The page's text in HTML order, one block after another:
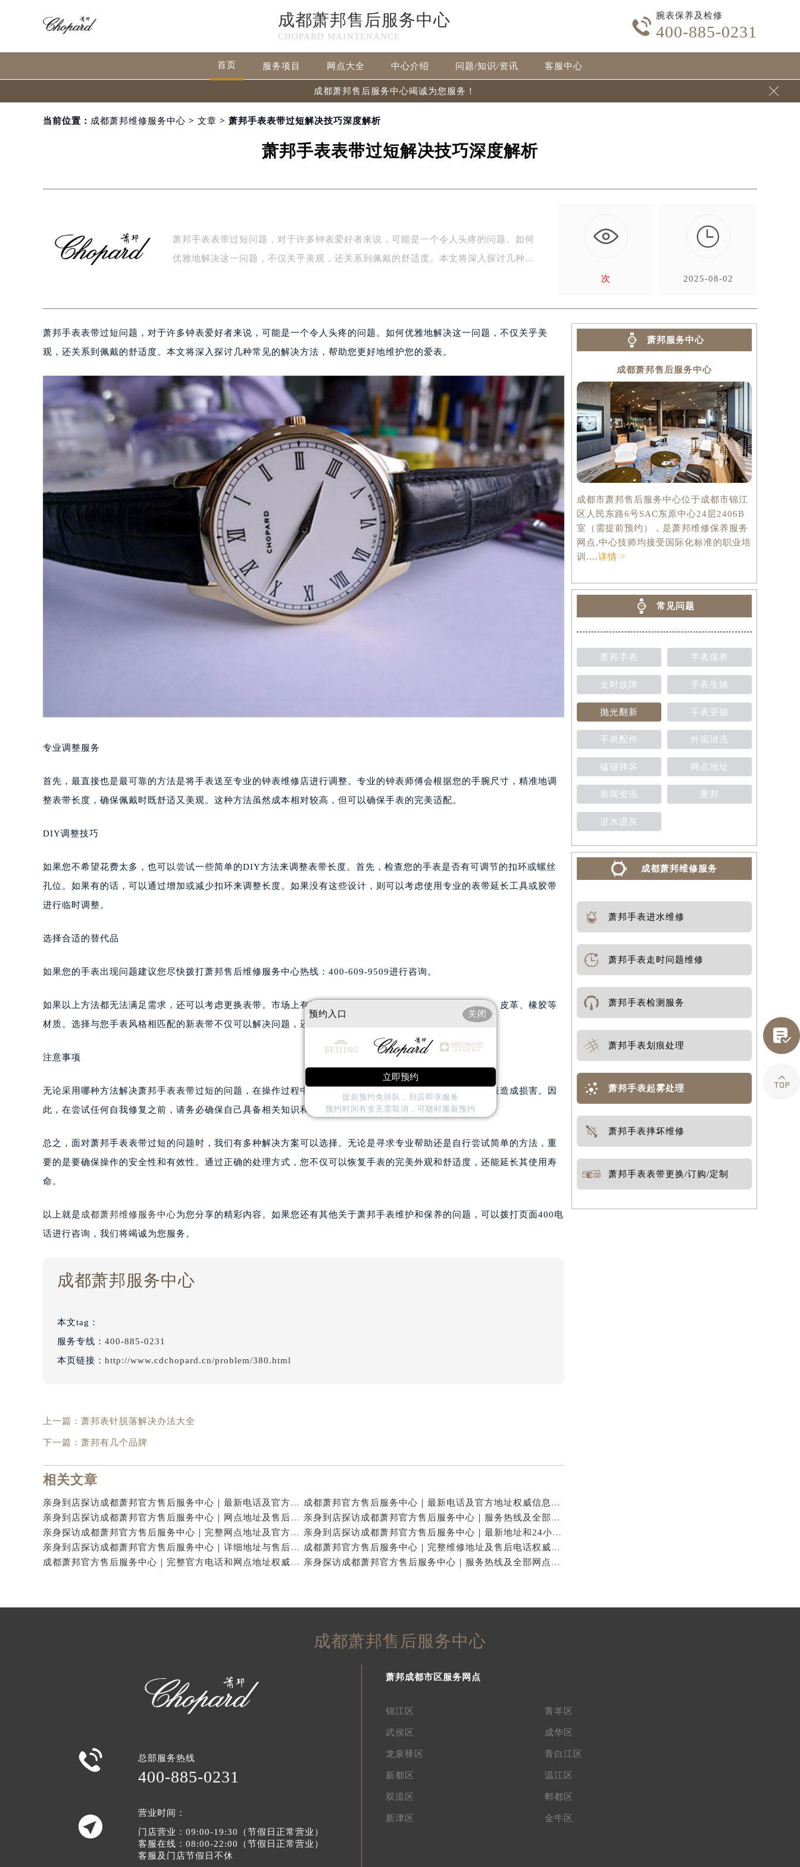
成都萧邦售后服务中心
CHOPARD MAINTENANCE

腕表保养及检修
400-885-0231
首页 服务项目 网点大全 中心介绍 问题/知识/资讯 客服中心
成都萧邦售后服务中心竭诚为您服务！ 
当前位置： 成都萧邦维修服务中心 > 文章 > 萧邦手表表带过短解决技巧深度解析
萧邦手表表带过短解决技巧深度解析
萧邦手表表带过短问题，对于许多钟表爱好者来说，可能是一个令人头疼的问题。如何
优雅地解决这一问题，不仅关乎美观，还关系到佩戴的舒适度。本文将深入探讨几种…
次

2025-08-02
萧邦手表表带过短问题，对于许多钟表爱好者来说，可能是一个令人头疼的问题。如何优雅地解决这一问题，不仅关乎美
观，还关系到佩戴的舒适度。本文将深入探讨几种常见的解决方法，帮助您更好地维护您的爱表。
专业调整服务
首先，最直接也是最可靠的方法是将手表送至专业的钟表维修店进行调整。专业的钟表师傅会根据您的手腕尺寸，精准地调
整表带长度，确保佩戴时既舒适又美观。这种方法虽然成本相对较高，但可以确保手表的完美适配。
DIY调整技巧
如果您不希望花费太多，也可以尝试一些简单的DIY方法来调整表带长度。首先，检查您的手表是否有可调节的扣环或螺丝
孔位。如果有的话，可以通过增加或减少扣环来调整长度。如果没有这些设计，则可以考虑使用专业的表带延长工具或胶带
进行临时调整。
选择合适的替代品
如果您的手表出现问题建议您尽快拨打萧邦售后维修服务中心热线：400-609-9509进行咨询。
如果以上方法都无法满足需求，还可以考虑更换表带。市场上有许多品牌和类型的表带可供选择，包括金属、皮革、橡胶等
材质。选择与您手表风格相匹配的新表带不仅可以解决问题，还能为您的手表增添新的魅力。
注意事项
无论采用哪种方法解决萧邦手表表带过短的问题，在操作过程中都应格外小心谨慎。不当的操作可能会对手表造成损害。因
此，在尝试任何自我修复之前，请务必确保自己具备相关知识和技能。
总之，面对萧邦手表表带过短的问题时，我们有多种解决方案可以选择。无论是寻求专业帮助还是自行尝试简单的方法，重
要的是要确保操作的安全性和有效性。通过正确的处理方式，您不仅可以恢复手表的完美外观和舒适度，还能延长其使用寿
命。
以上就是 成都萧邦维修服务中心为您分享的精彩内容。如果您还有其他关于萧邦手表维护和保养的问题，可以拨打页面400电
话进行咨询，我们将竭诚为您服务。
成都萧邦服务中心
本文tag：
服务专线： 400-885-0231
本页链接： http://www.cdchopard.cn/problem/380.html
上一篇： 萧邦表针脱落解决办法大全
下一篇： 萧邦有几个品牌
相关文章
亲身到店探访成都萧邦官方售后服务中心｜最新电话及官方地址（2026年7月最新）
成都萧邦官方售后服务中心｜最新电话及官方地址权威信息公示（2026年7月最新）
亲身到店探访成都萧邦官方售后服务中心｜网点地址及售后热线（2026年7月最新）
亲身到店探访成都萧邦官方售后服务中心｜服务热线及全部网点地址（2026年7月最新）
亲身探访成都萧邦官方售后服务中心｜完整网点地址及官方热线（2026年7月最新）
亲身到店探访成都萧邦官方售后服务中心｜最新地址和24小时售后电话（2026年7月最新）
亲身到店探访成都萧邦官方售后服务中心｜详细地址与售后服务电话（2026年7月最新）
成都萧邦官方售后服务中心｜完整维修地址及售后电话权威信息公示（2026年7月最新）
成都萧邦官方售后服务中心｜完整官方电话和网点地址权威信息公示（2026年7月最新）
亲身探访成都萧邦官方售后服务中心｜服务热线及全部网点地址（2026年7月最新）
萧邦服务中心
成都萧邦售后服务中心
成都市萧邦售后服务中心位于成都市锦江
区人民东路6号SAC东原中心24层2406B
室（需提前预约），是萧邦维修保养服务
网点,中心技师均接受国际化标准的职业培
训....详情 >
常见问题
萧邦手表 手表保养
走时故障 手表生锈
抛光翻新 手表受磁
手表配件 外观清洗
磕碰摔坏 网点地址
新闻资讯 萧邦
进水进灰
成都萧邦维修服务
萧邦手表进水维修
萧邦手表走时问题维修
萧邦手表检测服务
萧邦手表划痕处理
萧邦手表起雾处理
萧邦手表摔坏维修
萧邦手表表带更换/订购/定制
成都萧邦售后服务中心
 总部服务热线
400-885-0231

营业时间：
门店营业：09:00-19:30（节假日正常营业）
客服在线：08:00-22:00（节假日正常营业）
客服及门店节假日不休
萧邦成都市区服务网点
锦江区 青羊区
武侯区 成华区
龙泉驿区 青白江区
新都区 温江区
双流区 郫都区
新津区 金牛区


预约入口 关闭
立即预约
提前预约免排队，到店即享服务
预约时间有变无需取消，可随时重新预约